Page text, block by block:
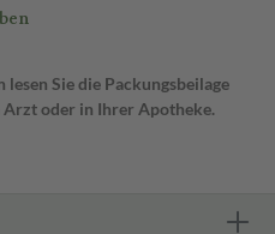
Sie die Packungsbeilage
oder in Ihrer Apotheke.